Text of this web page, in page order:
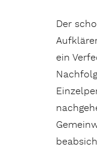
Der
ein